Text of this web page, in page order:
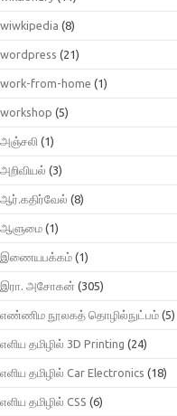
wiwkipedia (8)
wordpress (21)
work-from-home (1)
workshop (5)
அஞ்சலி (1)
அறிவியல் (3)
ஆர்.கதிர்வேல் (8)
ஆளுமை (1)
இணையபக்கம் (1)
இரா. அசோகன் (305)
எண்ணிம நூலகத் தொழில்நுட்பம் (5)
எளிய தமிழில் 3D Printing (24)
எளிய தமிழில் Car Electronics (18)
எளிய தமிழில் CSS (6)